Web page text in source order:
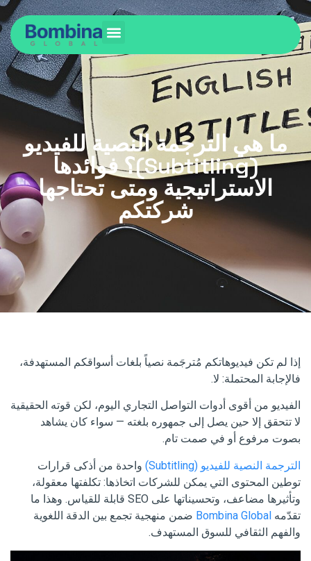
ما هي الترجمة النصية للفيديو
(Subtitling)؟ فوائدها
الاستراتيجية ومتى تحتاجها
شركتكم
إذا لم تكن فيديوهاتكم مُترجَمة نصياً بلغات أسواقكم المستهدفة،
فالإجابة المحتملة: لا.
الفيديو من أقوى أدوات التواصل التجاري اليوم، لكن قوته الحقيقية
لا تتحقق إلا حين يصل إلى جمهوره بلغته — سواء كان يشاهد
بصوت مرفوع أو في صمت تام.
الترجمة النصية للفيديو (Subtitling)
واحدة من أذكى قرارات
توطين المحتوى التي يمكن للشركات اتخاذها: تكلفتها معقولة،
وتأثيرها مضاعف، وتحسيناتها على SEO قابلة للقياس. وهذا ما
تقدّمه Bombina Global ضمن منهجية تجمع بين الدقة اللغوية
والفهم الثقافي للسوق المستهدف.